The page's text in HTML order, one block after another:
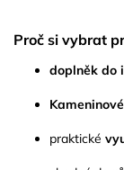
Proč si vybrat
doplněk do
praktické